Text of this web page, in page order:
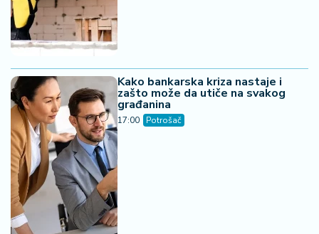
Kako bankarska kriza nastaje i
zašto može da utiče na svakog
građanina
17:00 Potrošač